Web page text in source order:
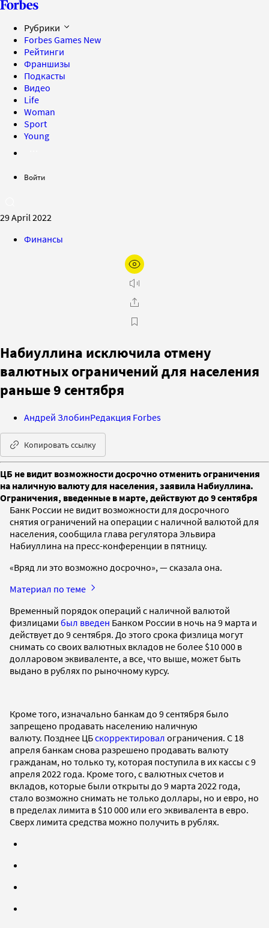
Рубрики
Forbes Games New
Рейтинги
Франшизы
Подкасты
Видео
Life
Woman
Sport
Young
Войти
29 April 2022
Финансы
Набиуллина исключила отмену
валютных ограничений для населения
раньше 9 сентября
Андрей ЗлобинРедакция Forbes
Копировать ссылку
ЦБ не видит возможности досрочно отменить ограничения
на наличную валюту для населения, заявила Набиуллина.
Ограничения, введенные в марте, действуют до 9 сентября
Банк России не видит возможности для досрочного
снятия ограничений на операции с наличной валютой для
населения, сообщила глава регулятора Эльвира
Набиуллина на пресс-конференции в пятницу.
«Вряд ли это возможно досрочно», — сказала она.
Материал по теме
Временный порядок операций с наличной валютой
физлицами был введен Банком России в ночь на 9 марта и
действует до 9 сентября. До этого срока физлица могут
снимать со своих валютных вкладов не более $10 000 в
долларовом эквиваленте, а все, что выше, может быть
выдано в рублях по рыночному курсу.
Кроме того, изначально банкам до 9 сентября было
запрещено продавать населению наличную
валюту. Позднее ЦБскорректировал ограничения. С 18
апреля банкам снова разрешено продавать валюту
гражданам, но только ту, которая поступила в их кассы с 9
апреля 2022 года. Кроме того, с валютных счетов и
вкладов, которые были открыты до 9 марта 2022 года,
стало возможно снимать не только доллары, но и евро, но
в пределах лимита в $10 000 или его эквивалента в евро.
Сверх лимита средства можно получить в рублях.